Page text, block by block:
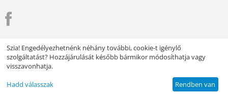
© 2004 - 2026 Lambda Systeme Kft.. A piactér motorja:Multi-Vendor -
Webáruház szoftver
Szia! Engedélyezhetnénk néhány további, cookie-t igénylő
szolgáltatást? Hozzájárulását később bármikor módosíthatja vagy
visszavonhatja.
Hadd válasszak Rendben van